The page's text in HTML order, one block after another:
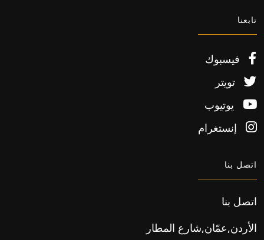
تابعنا
فيسبوك
تويتر
يوتيوب
إنستغرام
اتصل بنا
اتصل بنا
الأردن,عمّان,شارع المطار